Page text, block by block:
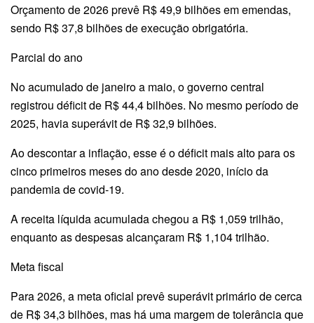
Orçamento de 2026 prevê R$ 49,9 bilhões em emendas,
sendo R$ 37,8 bilhões de execução obrigatória.
Parcial do ano
No acumulado de janeiro a maio, o governo central
registrou déficit de R$ 44,4 bilhões. No mesmo período de
2025, havia superávit de R$ 32,9 bilhões.
Ao descontar a inflação, esse é o déficit mais alto para os
cinco primeiros meses do ano desde 2020, início da
pandemia de covid-19.
A receita líquida acumulada chegou a R$ 1,059 trilhão,
enquanto as despesas alcançaram R$ 1,104 trilhão.
Meta fiscal
Para 2026, a meta oficial prevê superávit primário de cerca
de R$ 34,3 bilhões, mas há uma margem de tolerância que